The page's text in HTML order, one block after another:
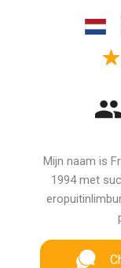
Mijn naam is
1994 met